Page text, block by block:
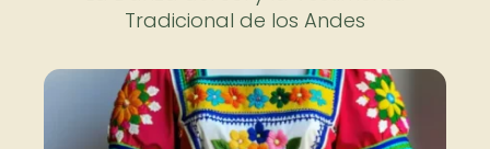
Tradicional de los Andes